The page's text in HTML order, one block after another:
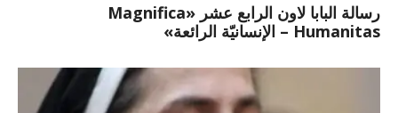
رسالة البابا لاون الرابع عشر «Magnifica
Humanitas – الإنسانيّة الرائعة»